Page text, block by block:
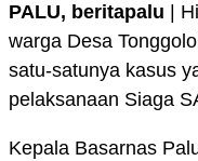
PALU, beritapalu |
warga Desa
satu-satunya kasus
pelaksanaan Siaga
Kepala Basarnas